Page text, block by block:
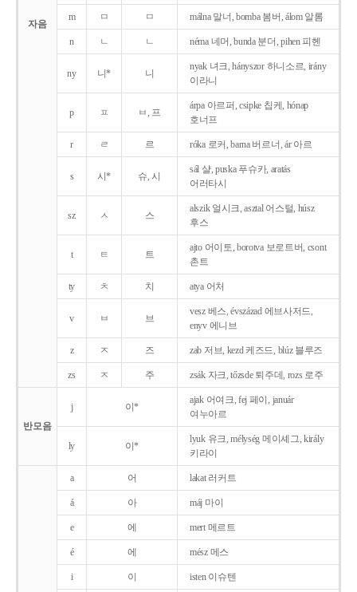
자음
m ㅁ ㅁ málna 말너, bomba 봄버, álom 알롬
n ㄴ ㄴ néma 네머, bunda 분더, pihen 피헨
ny 니* 니
nyak 녀크, hányszor 하니소르, irány
이라니
p ㅍ ㅂ, 프
árpa 아르퍼, csipke 칩케, hónap
호너프
r ㄹ 르 róka 로커, barna 버르너, ár 아르
s 시* 슈, 시
sál 샬, puska 푸슈카, aratás
어러타시
sz ㅅ 스
alszik 얼시크, asztal 어스털, húsz
후스
t ㅌ 트
ajto 어이토, borotva 보로트버, csont
촌트
ty ㅊ 치 atya 어처
v ㅂ 브
vesz 베스, évszázad 에브사저드,
enyv 에니브
z ㅈ 즈 zab 저브, kezd 케즈드, blúz 블루즈
zs ㅈ 주 zsák 자크, tőzsde 퇴주데, rozs 로주
반모음
j 이*
ajak 어여크, fej 페이, január
여누아르
ly 이*
lyuk 유크, mélység 메이셰그, király
키라이
a 어 lakat 러커트
á 아 máj 마이
e 에 mert 메르트
é 에 mész 메스
i 이 isten 이슈텐